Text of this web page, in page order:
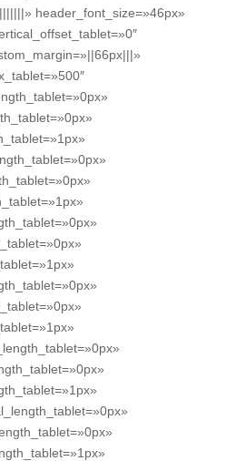
header_font_size=»46px»